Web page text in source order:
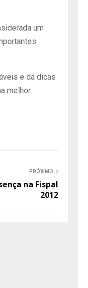
um
e dá dicas
melhor
PRÓXIMO
na Fispal
2012